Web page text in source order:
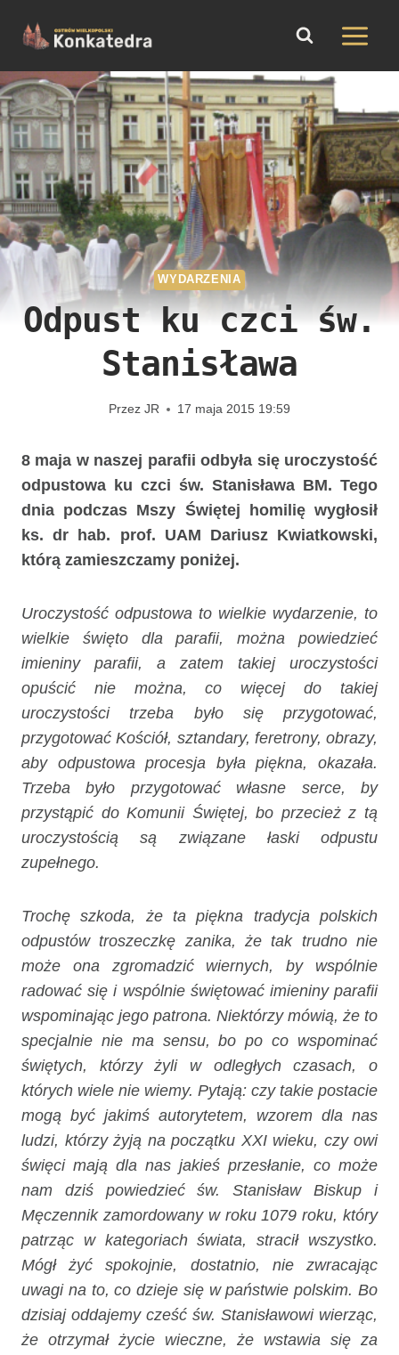
treści
WYDARZENIA
Odpust ku czci św.
Stanisława
Przez JR 17 maja 2015 19:59
8 maja w naszej parafii odbyła się uroczystość
odpustowa ku czci św. Stanisława BM. Tego
dnia podczas Mszy Świętej homilię wygłosił
ks. dr hab. prof. UAM Dariusz Kwiatkowski,
którą zamieszczamy poniżej.
Uroczystość odpustowa to wielkie wydarzenie, to
wielkie święto dla parafii, można powiedzieć
imieniny parafii, a zatem takiej uroczystości
opuścić nie można, co więcej do takiej
uroczystości trzeba było się przygotować,
przygotować Kościół, sztandary, feretrony, obrazy,
aby odpustowa procesja była piękna, okazała.
Trzeba było przygotować własne serce, by
przystąpić do Komunii Świętej, bo przecież z tą
uroczystością są związane łaski odpustu
zupełnego.
Trochę szkoda, że ta piękna tradycja polskich
odpustów troszeczkę zanika, że tak trudno nie
może ona zgromadzić wiernych, by wspólnie
radować się i wspólnie świętować imieniny parafii
wspominając jego patrona. Niektórzy mówią, że to
specjalnie nie ma sensu, bo po co wspominać
świętych, którzy żyli w odległych czasach, o
których wiele nie wiemy. Pytają: czy takie postacie
mogą być jakimś autorytetem, wzorem dla nas
ludzi, którzy żyją na początku XXI wieku, czy owi
święci mają dla nas jakieś przesłanie, co może
nam dziś powiedzieć św. Stanisław Biskup i
Męczennik zamordowany w roku 1079 roku, który
patrząc w kategoriach świata, stracił wszystko.
Mógł żyć spokojnie, dostatnio, nie zwracając
uwagi na to, co dzieje się w państwie polskim. Bo
dzisiaj oddajemy cześć św. Stanisławowi wierząc,
że otrzymał życie wieczne, że wstawia się za